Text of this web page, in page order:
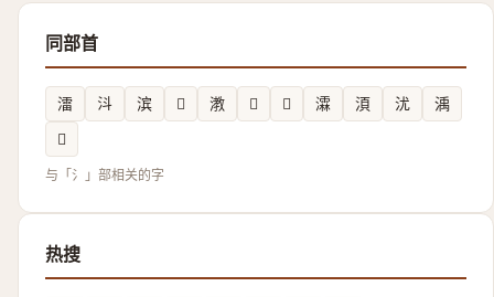
同部首
㵢 㳆 滨 𱩢 漖 𣹮 𣳷 瀮 湏 沋
渪
𣸢
与「氵」部相关的字
热搜